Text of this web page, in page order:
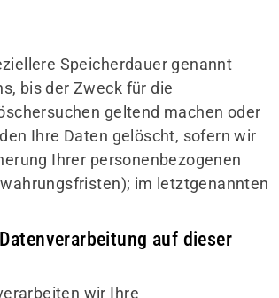
Speicherdauer genannt
bis der Zweck für die
geltend machen oder
Ihre Daten gelöscht, sofern wir
Ihrer personenbezogenen
im letztgenannten
auf dieser
wir Ihre